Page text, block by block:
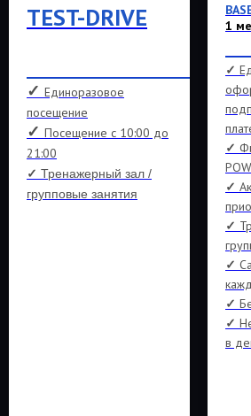
TEST-DRIVE
✓ Единоразовое
посещение
✓ Посещение с 10:00 до
21:00
✓ Тренажерный зал /
групповые занятия
1
✓
✓
✓
✓
✓
✓
✓
в